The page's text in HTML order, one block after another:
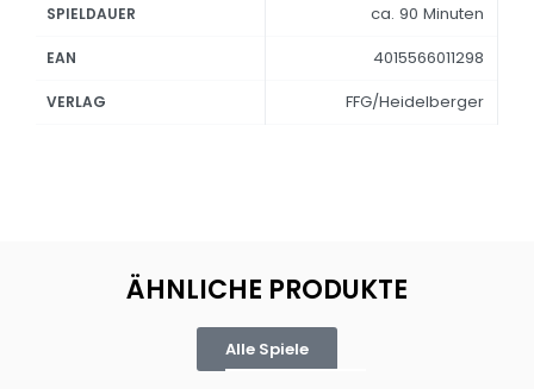
SPIELDAUER ca. 90 Minuten
EAN 4015566011298
VERLAG FFG/Heidelberger
ÄHNLICHE PRODUKTE
Alle Spiele